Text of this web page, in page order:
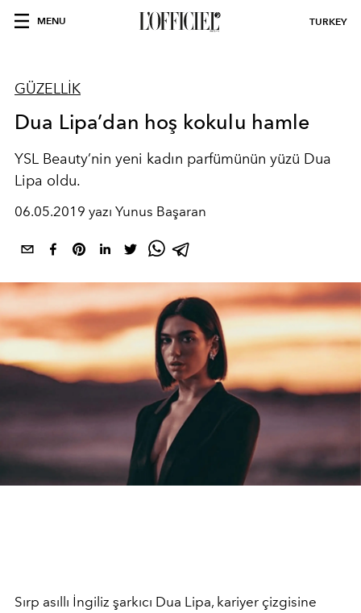
MENU TURKEY
GÜZELLİK
Dua Lipa’dan hoş kokulu hamle
YSL Beauty’nin yeni kadın parfümünün yüzü Dua
Lipa oldu.
06.05.2019 yazı Yunus Başaran
Sırp asıllı İngiliz şarkıcı Dua Lipa, kariyer çizgisine